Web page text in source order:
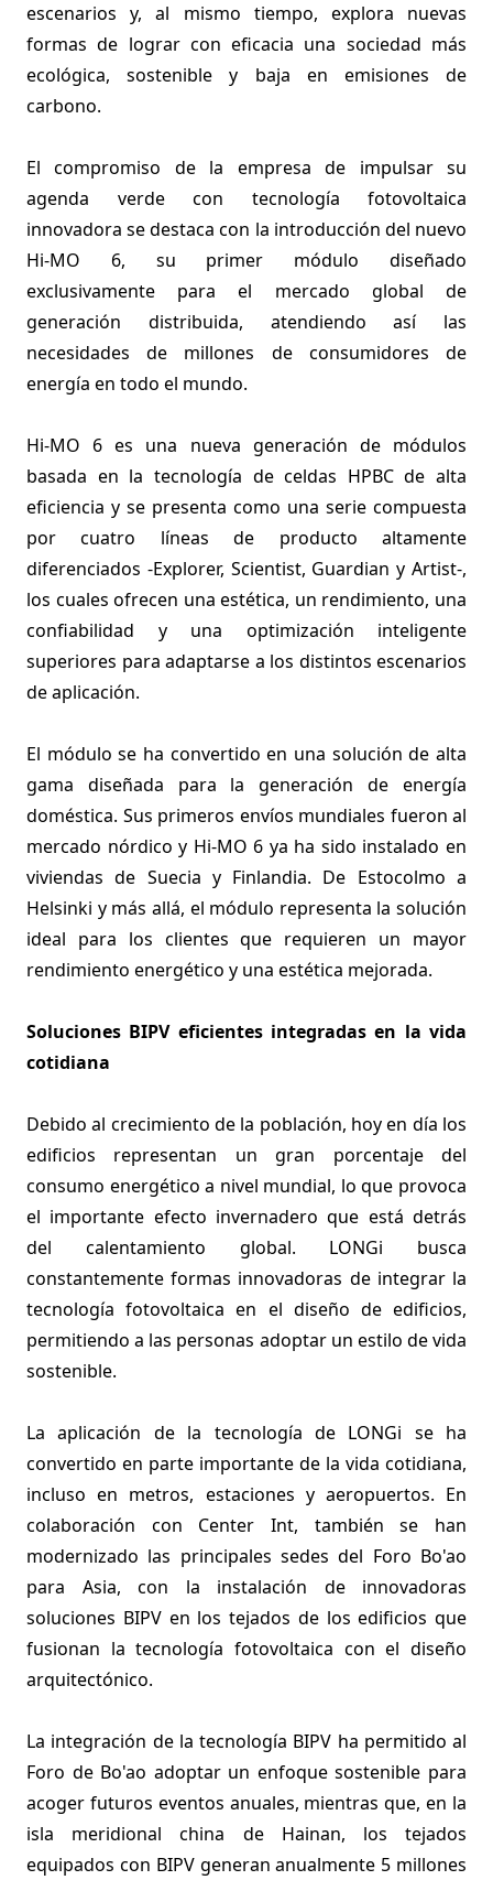
escenarios y, al mismo tiempo, explora nuevas
formas de lograr con eficacia una sociedad más
ecológica, sostenible y baja en emisiones de
carbono.
El compromiso de la empresa de impulsar su
agenda verde con tecnología fotovoltaica
innovadora se destaca con la introducción del nuevo
Hi-MO 6, su primer módulo diseñado
exclusivamente para el mercado global de
generación distribuida, atendiendo así las
necesidades de millones de consumidores de
energía en todo el mundo.
Hi-MO 6 es una nueva generación de módulos
basada en la tecnología de celdas HPBC de alta
eficiencia y se presenta como una serie compuesta
por cuatro líneas de producto altamente
diferenciados -Explorer, Scientist, Guardian y Artist-,
los cuales ofrecen una estética, un rendimiento, una
confiabilidad y una optimización inteligente
superiores para adaptarse a los distintos escenarios
de aplicación.
El módulo se ha convertido en una solución de alta
gama diseñada para la generación de energía
doméstica. Sus primeros envíos mundiales fueron al
mercado nórdico y Hi-MO 6 ya ha sido instalado en
viviendas de Suecia y Finlandia. De Estocolmo a
Helsinki y más allá, el módulo representa la solución
ideal para los clientes que requieren un mayor
rendimiento energético y una estética mejorada.
Soluciones BIPV eficientes integradas en la vida
cotidiana
Debido al crecimiento de la población, hoy en día los
edificios representan un gran porcentaje del
consumo energético a nivel mundial, lo que provoca
el importante efecto invernadero que está detrás
del calentamiento global. LONGi busca
constantemente formas innovadoras de integrar la
tecnología fotovoltaica en el diseño de edificios,
permitiendo a las personas adoptar un estilo de vida
sostenible.
La aplicación de la tecnología de LONGi se ha
convertido en parte importante de la vida cotidiana,
incluso en metros, estaciones y aeropuertos. En
colaboración con Center Int, también se han
modernizado las principales sedes del Foro Bo'ao
para Asia, con la instalación de innovadoras
soluciones BIPV en los tejados de los edificios que
fusionan la tecnología fotovoltaica con el diseño
arquitectónico.
La integración de la tecnología BIPV ha permitido al
Foro de Bo'ao adoptar un enfoque sostenible para
acoger futuros eventos anuales, mientras que, en la
isla meridional china de Hainan, los tejados
equipados con BIPV generan anualmente 5 millones